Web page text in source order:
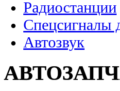
Радиостанции
Спецсигналы
Автозвук